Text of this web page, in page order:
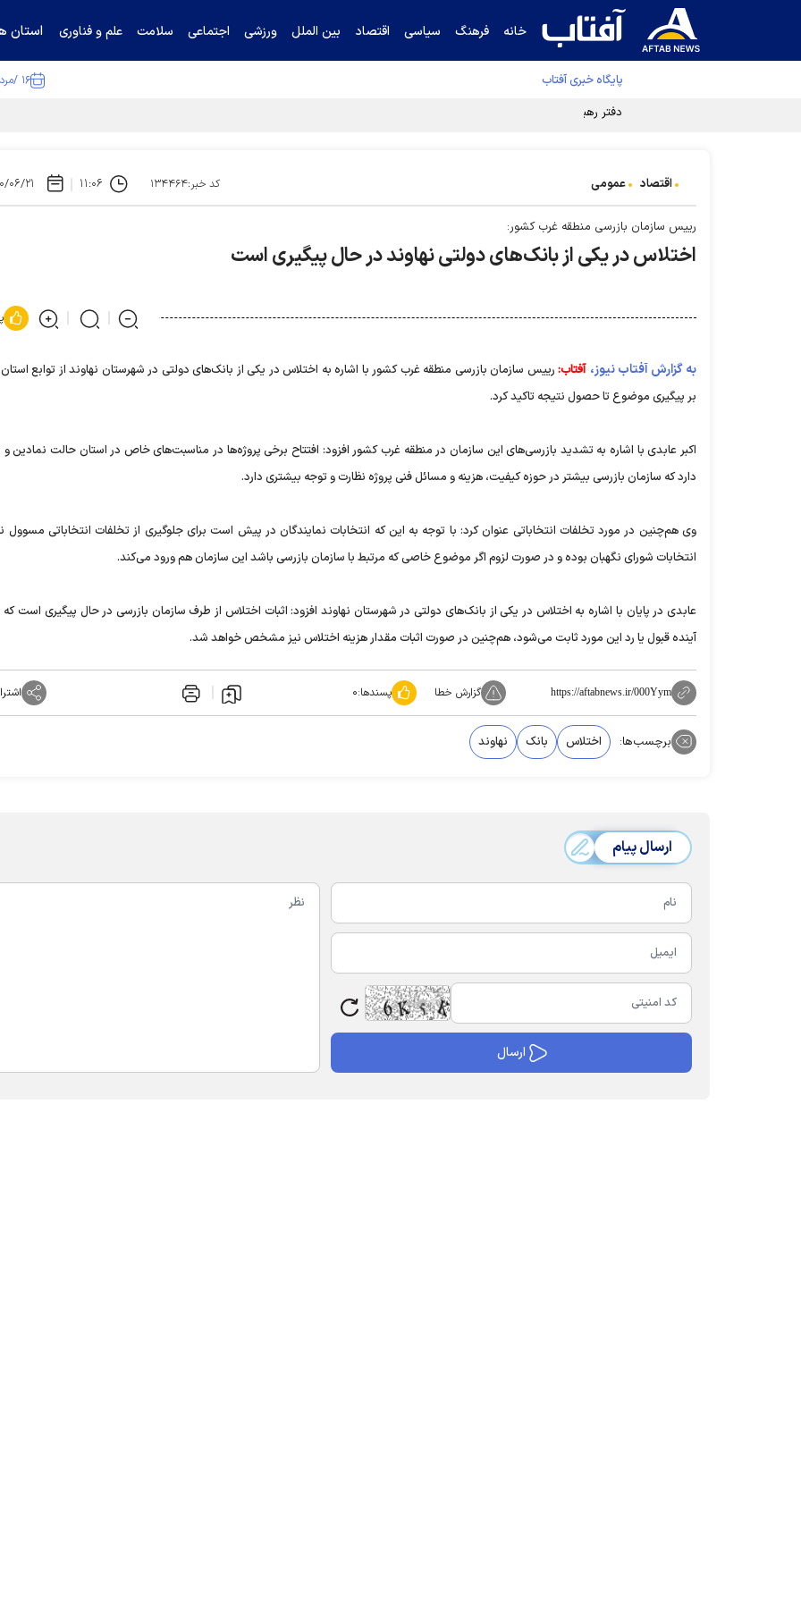
خانه فرهنگ سیاسی اقتصاد بین الملل ورزشی اجتماعی سلامت علم و فناوری استان
پایگاه خبری آفتاب ۱۶ /مرداد /۱۴۰۵
دفتر رهبر انقلاب ادعای خرازی درباره پزشکیان را تکذیب کرد
اقتصاد عمومی کد خبر:۱۳۴۴۶۴ ۱۱:۰۶ ۱۳۹۰/
رییس سازمان بازرسی منطقه غرب کشور:
اختلاس در یکی از بانک‌های دولتی نهاوند در حال پیگیری است
به گزارش آفتاب نیوز، آفتاب: رییس سازمان بازرسی منطقه غرب کشور با اشاره به اختلاس در یکی از بانک‌های دولتی در شهرستان نهاوند از توابع
بر پیگیری موضوع تا حصول نتیجه تاکید کرد.
اکبر عابدی با اشاره به تشدید بازرسی‌های این سازمان در منطقه غرب کشور افزود: افتتاح برخی پروژه‌ها در مناسبت‌های خاص در استان حالت نمادین
دارد که سازمان بازرسی بیشتر در حوزه کیفیت، هزینه و مسائل فنی پروژه نظارت و توجه بیشتری دارد.
وی هم‌چنین در مورد تخلفات انتخاباتی عنوان کرد: با توجه به این که انتخابات نمایندگان در پیش است برای جلوگیری از تخلفات انتخاباتی مسوول
انتخابات شورای نگهبان بوده و در صورت لزوم اگر موضوع خاصی که مرتبط با سازمان بازرسی باشد این سازمان هم ورود می‌کند.
عابدی در پایان با اشاره به اختلاس در یکی از بانک‌های دولتی در شهرستان نهاوند افزود: اثبات اختلاس از طرف سازمان بازرسی در حال پیگیری است که
آینده قبول یا رد این مورد ثابت می‌شود، هم‌چنین در صورت اثبات مقدار هزینه اختلاس نیز مشخص خواهد شد.
https://aftabnews.ir/000Yym گزارش خطا پسندها:۰
برچسب‌ها: اختلاس بانک نهاوند
ارسال پیام